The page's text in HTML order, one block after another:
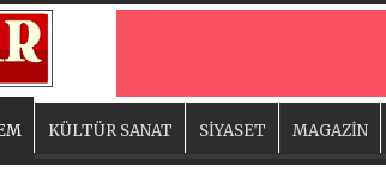
KÜLTÜR SANAT SİYASET MAGAZİN